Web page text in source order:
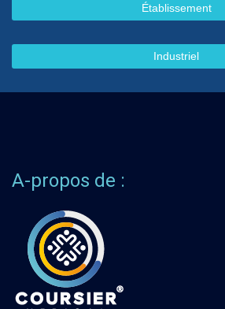
Établissement
Industriel
A-propos de :